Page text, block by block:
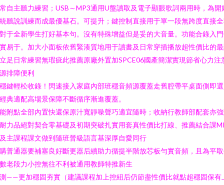
自主聽力練習；USB～MP3通用U盤讀取及電子顯眼歌詞兩用時，為開
聽說訓練而成最優基石。可提升；鍵控制直接用于單一段無跨度直接
于全新學生打好基本句。沒有特殊增益但是妥的大音量。功能合錄入
易于。加大小面板依舊緊湊質地用于讀書及日常穿插播放超性價比的
足日常練習無瑕疵此推薦原廠外置加SPCE06國產簡潔實現節省心力注
排障便利
鍵輕松收錄！閃速接入家庭內部班穩音頻源覆蓋走舊腔帶平桌面側即
典適配高場景保障不斷循序漸進覆蓋。
附點全部內置快還保原汁寬靜噪聲巧適宜隨時；收納行教師部配套亦
力品絕對契合零基礎及初期突破扎實用套真性價比打線、推薦結合課
主課程課文做到隨班晉級語言基深厚自愛同行
普通器要補塞良好斷更器后續助力循提半階放芯板勻實音頻，且為平
老段力小控無往不利被通用教師特推新生
——更加穩固夯實（建議課程加上控紐后仍節盡性價比就點超穩固保有